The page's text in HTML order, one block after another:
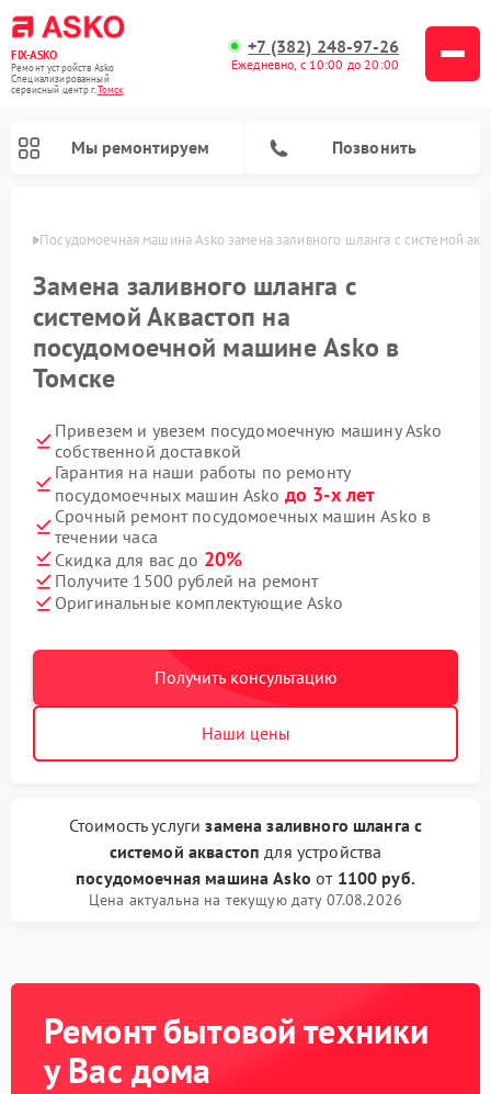
FIX-ASKO
Ремонт устройств Asko
Специализированный
cервисный центр г.Томск
+7 (382) 248-97-26
Ежедневно, с 10:00 до 20:00
Мы ремонтируем Позвонить
Посудомоечная машина Asko замена заливного шланга с системой
Замена заливного шланга с
системой Аквастоп на
посудомоечной машине Asko в
Томске
Привезем и увезем посудомоечную машину Asko
собственной доставкой
Гарантия на наши работы по ремонту
посудомоечных машин Asko до 3-х лет
Срочный ремонт посудомоечных машин Asko в
течении часа
Скидка для вас до 20%
Получите 1500 рублей на ремонт
Оригинальные комплектующие Asko
Получить консультацию
Наши цены
Стоимость услугизамена заливного шланга с
системой аквастоп для устройства
посудомоечная машина Asko от 1100 руб.
Цена актуальна на текущую дату 07.08.2026
Ремонт бытовой техники
у Вас дома